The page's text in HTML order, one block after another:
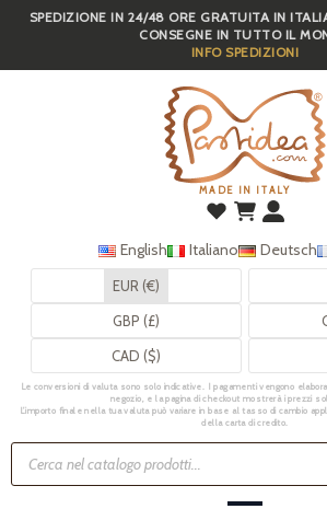
SkipSPEDIZIONE IN 24/48 ORE GRATUITA IN
CONSEGNE IN TUTTO IL
INFO SPEDIZIONI
MADE IN ITALY
English Italiano Deutsch
EUR (€)
GBP (£)
CAD ($)
Le conversioni di valuta sono solo indicative. I pagamenti vengono
negozio, e la pagina di checkout mostrerà i prezzi
L’importo finale nella tua valuta può variare in base al tasso di cambio
della carta di credito.
Ricerca
prodotti